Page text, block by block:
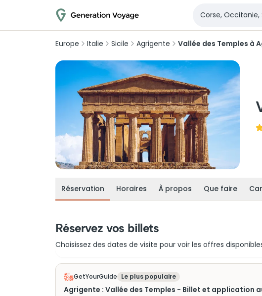
Europe Italie Sicile Agrigente Vallée des Temples à
Réservation Horaires À propos Que faire
Réservez vos billets
Choisissez des dates de visite pour voir les offres
GetYourGuide Le plus populaire
Agrigente : Vallée des Temples - Billet et application